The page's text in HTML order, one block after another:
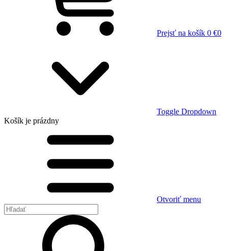
Prejsť na košík 0 €0
Toggle Dropdown
Košík je prázdny
Otvoriť menu